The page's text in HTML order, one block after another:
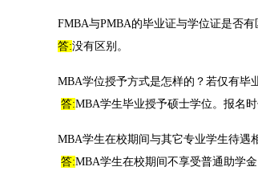
FMBA与PMBA的毕业证与学位证是否
答:没有区别。
MBA学位授予方式是怎样的？若仅有毕
答:MBA学生毕业授予硕士学位。报名
MBA学生在校期间与其它专业学生待遇
答:MBA学生在校期间不享受普通助学